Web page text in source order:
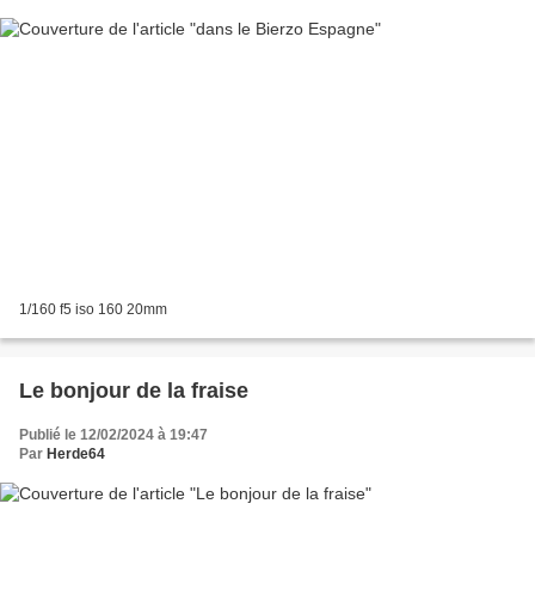
1/160 f5 iso 160 20mm
Le bonjour de la fraise
Publié le 12/02/2024 à 19:47
Par Herde64